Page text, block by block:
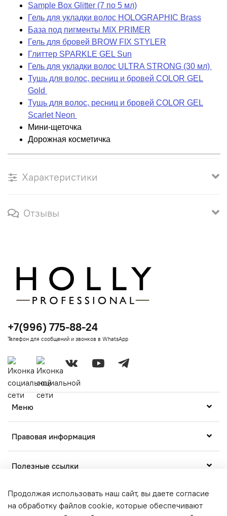
Sample Box Glitter (7 по 5 мл)
Гель для укладки волос HOLOGRAPHIC Brass
База под пигменты MIX PRIMER
Гель для бровей BROW FIX STYLER
Глиттер SPARKLE GEL Sun
Гель для укладки волос ULTRA STRONG (30 мл)
Тушь для волос, ресниц и бровей COLOR GEL
Gold
Тушь для волос, ресниц и бровей COLOR GEL
Scarlet Neon
Мини-щеточка
Дорожная косметичка
Характеристики
Отзывы
Меню
Правовая информация
Полезные ссылки
+7(996) 775-88-24
Телефон для сообщений и звонков в WhatsApp
Продолжая использовать наш сайт, вы даете согласие
на обработку файлов cookie, которые обеспечивают